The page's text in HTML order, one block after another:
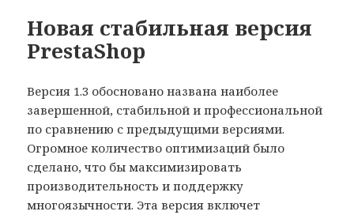
Новая стабильная версия
PrestaShop
Версия 1.3 обосновано названа наиболее
завершенной, стабильной и профессиональной
по сравнению с предыдущими версиями.
Огромное количество оптимизаций было
сделано, что бы максимизировать
производительность и поддержку
многоязычности. Эта версия включет